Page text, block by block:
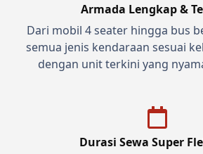
Armada Lengkap &
Dari mobil 4 seater hingga bus
semua jenis kendaraan sesuai
dengan unit terkini yang
Durasi Sewa Super